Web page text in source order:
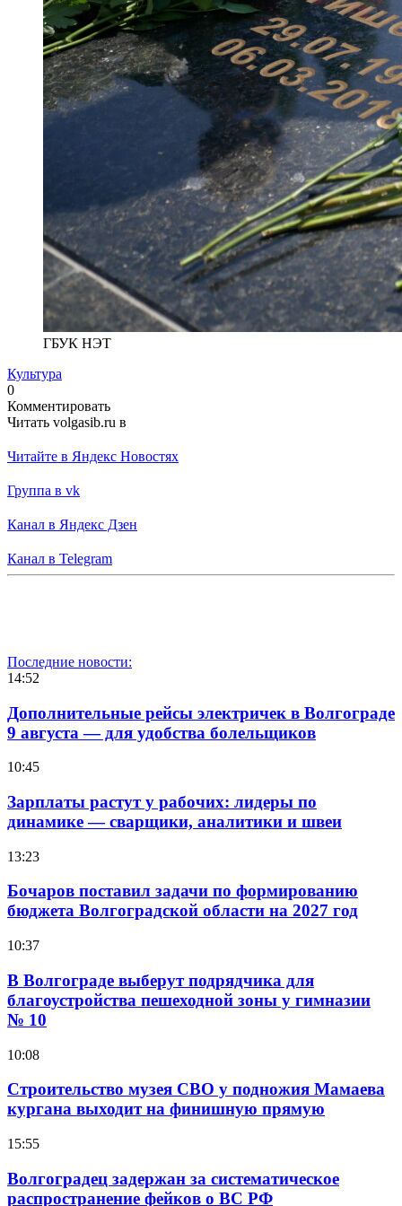
ГБУК НЭТ
Культура
0
Комментировать
Читать volgasib.ru в
Читайте в Яндекс Новостях
Группа в vk
Канал в Яндекс Дзен
Канал в Telegram
Последние новости:
14:52
Дополнительные рейсы электричек в Волгограде
9 августа — для удобства болельщиков
10:45
Зарплаты растут у рабочих: лидеры по
динамике — сварщики, аналитики и швеи
13:23
Бочаров поставил задачи по формированию
бюджета Волгоградской области на 2027 год
10:37
В Волгограде выберут подрядчика для
благоустройства пешеходной зоны у гимназии
№ 10
10:08
Строительство музея СВО у подножия Мамаева
кургана выходит на финишную прямую
15:55
Волгоградец задержан за систематическое
распространение фейков о ВС РФ